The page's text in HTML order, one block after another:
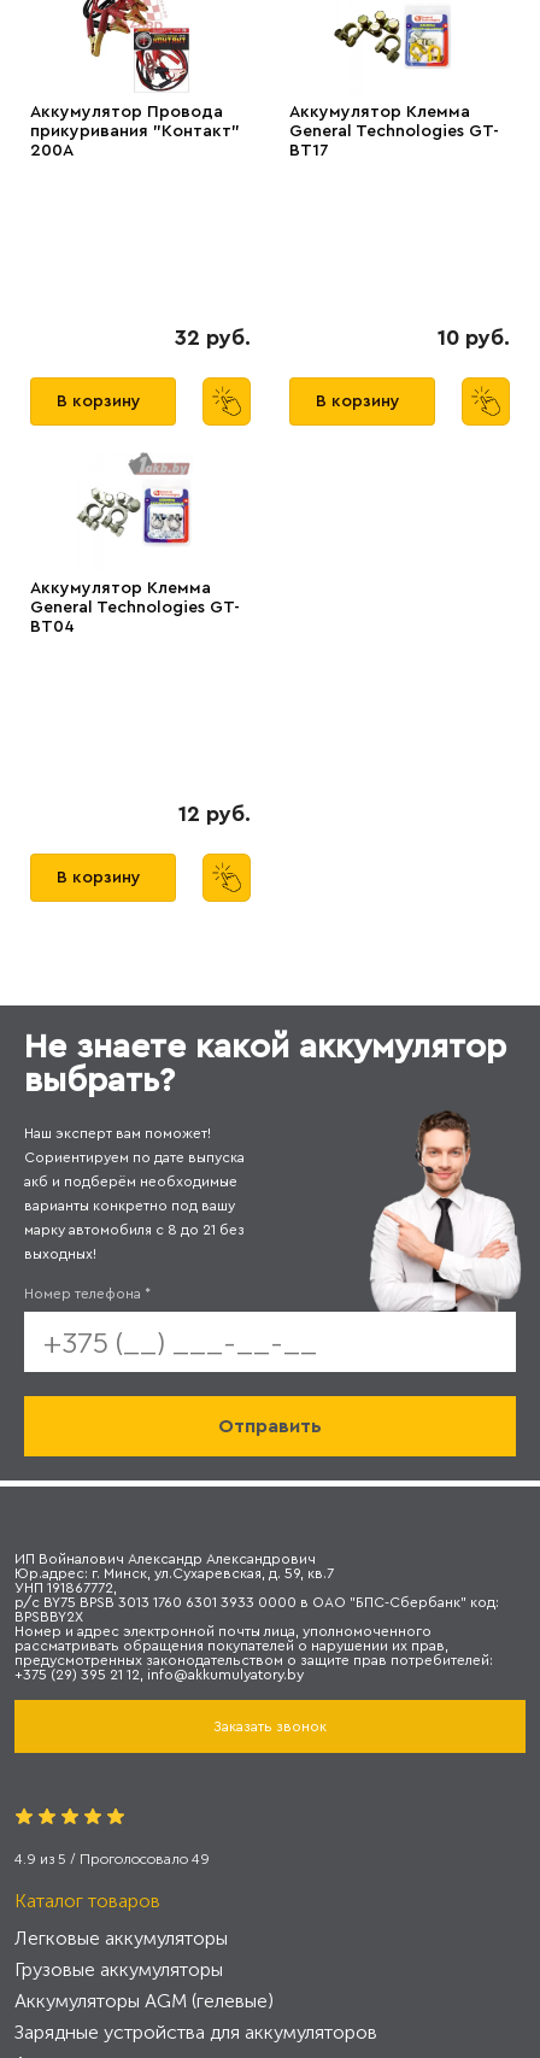
Аккумулятор Провода
прикуривания "Контакт"
200А
32 руб.
В корзину
Аккумулятор Клемма
General Technologies GT-
BT17
10 руб.
В корзину
Аккумулятор Клемма
General Technologies GT-
BT04
12 руб.
В корзину
Не знаете какой аккумулятор
выбрать?
Наш эксперт вам поможет!
Сориентируем по дате выпуска
акб и подберём необходимые
варианты конкретно под вашу
марку автомобиля с 8 до 21 без
выходных!
Номер телефона *
ИП Войналович Александр Александрович
Юр.адрес: г. Минск, ул.Сухаревская, д. 59, кв.7
УНП 191867772,
р/с BY75 BPSB 3013 1760 6301 3933 0000 в ОАО "БПС-Сбербанк" код:
BPSBBY2X
Номер и адрес электронной почты лица, уполномоченного
рассматривать обращения покупателей о нарушении их прав,
предусмотренных законодательством о защите прав потребителей:
+375 (29) 395 21 12, info@akkumulyatory.by
Заказать звонок
4.9 из 5 / Проголосовало 49
Каталог товаров
Легковые аккумуляторы
Грузовые аккумуляторы
Аккумуляторы AGM (гелевые)
Зарядные устройства для аккумуляторов